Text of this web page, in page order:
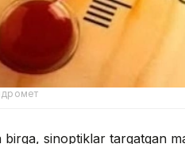
birga, sinoptiklar tarqatgan